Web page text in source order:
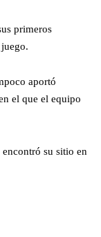
primeros
aportó
el que el equipo
su sitio en